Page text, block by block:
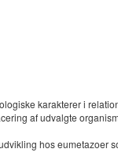
karakterer i
af udvalgte
hos eumetazoer